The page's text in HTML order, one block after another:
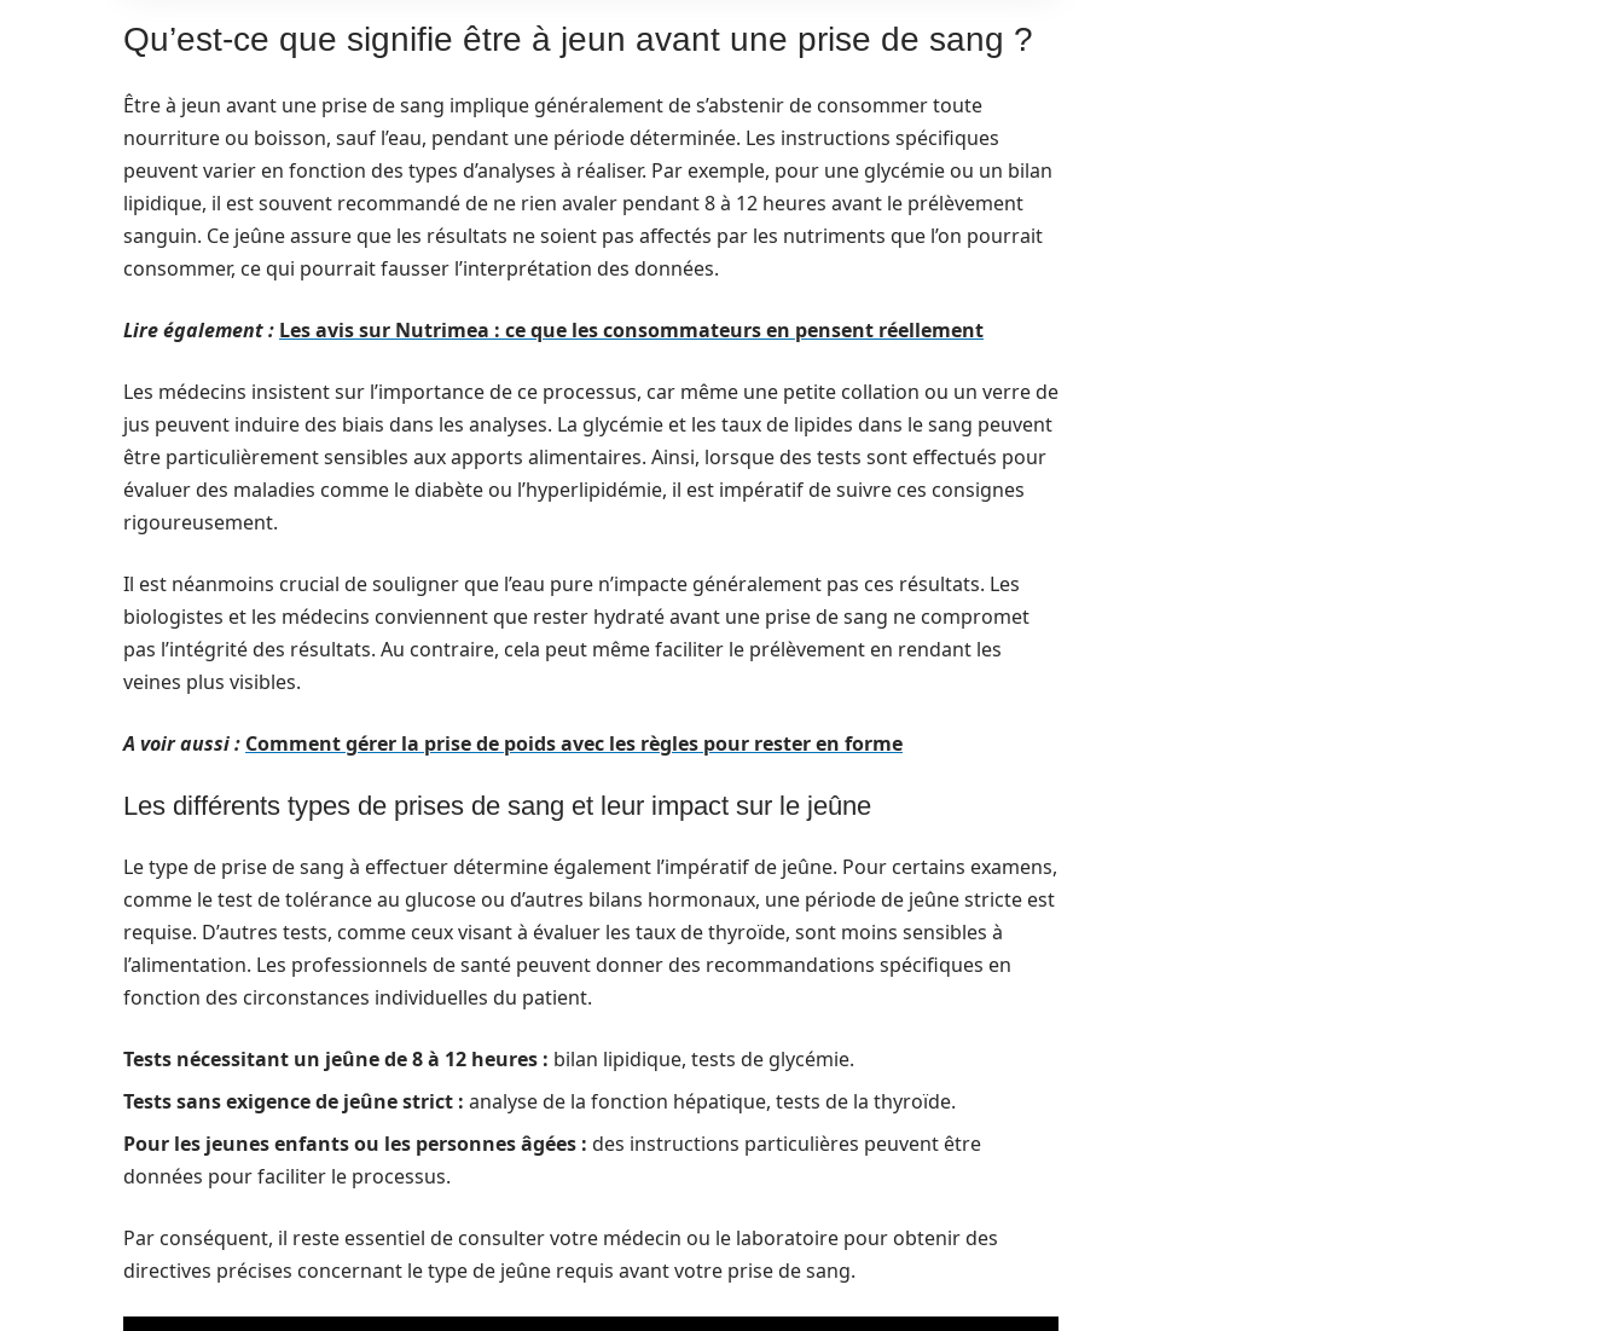
Qu’est-ce que signifie être à jeun avant une prise de sang ?
Être à jeun avant une prise de sang implique généralement de s’abstenir de consommer toute
nourriture ou boisson, sauf l’eau, pendant une période déterminée. Les instructions spécifiques
peuvent varier en fonction des types d’analyses à réaliser. Par exemple, pour une glycémie ou un bilan
lipidique, il est souvent recommandé de ne rien avaler pendant 8 à 12 heures avant le prélèvement
sanguin. Ce jeûne assure que les résultats ne soient pas affectés par les nutriments que l’on pourrait
consommer, ce qui pourrait fausser l’interprétation des données.
Lire également : Les avis sur Nutrimea : ce que les consommateurs en pensent réellement
Les médecins insistent sur l’importance de ce processus, car même une petite collation ou un verre de
jus peuvent induire des biais dans les analyses. La glycémie et les taux de lipides dans le sang peuvent
être particulièrement sensibles aux apports alimentaires. Ainsi, lorsque des tests sont effectués pour
évaluer des maladies comme le diabète ou l’hyperlipidémie, il est impératif de suivre ces consignes
rigoureusement.
Il est néanmoins crucial de souligner que l’eau pure n’impacte généralement pas ces résultats. Les
biologistes et les médecins conviennent que rester hydraté avant une prise de sang ne compromet
pas l’intégrité des résultats. Au contraire, cela peut même faciliter le prélèvement en rendant les
veines plus visibles.
A voir aussi : Comment gérer la prise de poids avec les règles pour rester en forme
Les différents types de prises de sang et leur impact sur le jeûne
Le type de prise de sang à effectuer détermine également l’impératif de jeûne. Pour certains examens,
comme le test de tolérance au glucose ou d’autres bilans hormonaux, une période de jeûne stricte est
requise. D’autres tests, comme ceux visant à évaluer les taux de thyroïde, sont moins sensibles à
l’alimentation. Les professionnels de santé peuvent donner des recommandations spécifiques en
fonction des circonstances individuelles du patient.
Tests nécessitant un jeûne de 8 à 12 heures : bilan lipidique, tests de glycémie.
Tests sans exigence de jeûne strict : analyse de la fonction hépatique, tests de la thyroïde.
Pour les jeunes enfants ou les personnes âgées : des instructions particulières peuvent être
données pour faciliter le processus.
Par conséquent, il reste essentiel de consulter votre médecin ou le laboratoire pour obtenir des
directives précises concernant le type de jeûne requis avant votre prise de sang.